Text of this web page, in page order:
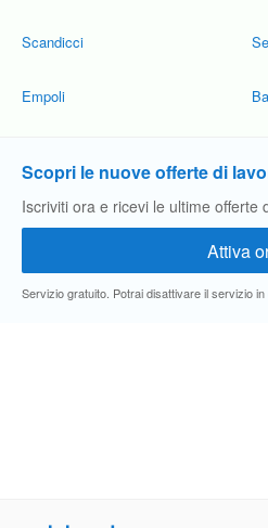
Scandicci
Empoli
Scopri le nuove offerte di
Iscriviti ora e ricevi le ultime offerte
Servizio gratuito. Potrai disattivare il servizio